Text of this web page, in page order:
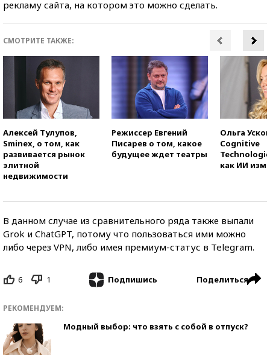
рекламу сайта, на котором это можно сделать.
СМОТРИТЕ ТАКЖЕ:
Алексей Тулупов,
Sminex, о том, как
развивается рынок
элитной
недвижимости
Режиссер Евгений
Писарев о том, какое
будущее ждет театры
Ольга
Cognitive
как ИИ
В данном случае из сравнительного ряда также выпали
Grok и ChatGPT, потому что пользоваться ими можно
либо через VPN, либо имея премиум-статус в Telegram.
6 1 Подпишись Поделиться
РЕКОМЕНДУЕМ:
Модный выбор: что взять с собой в отпуск?